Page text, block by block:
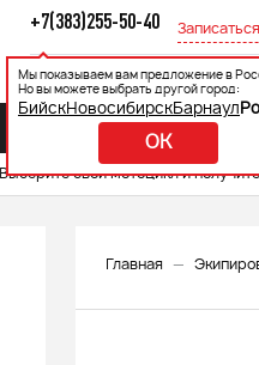
+7(383)255-50-40
Мы показываем вам предложение в
Но вы можете выбрать другой город:
БийскНовосибирскБарнаул
OK
Каталог Акции
ЛОДОЧНЫЕ
Выберите свой мотоцикл и
Главная